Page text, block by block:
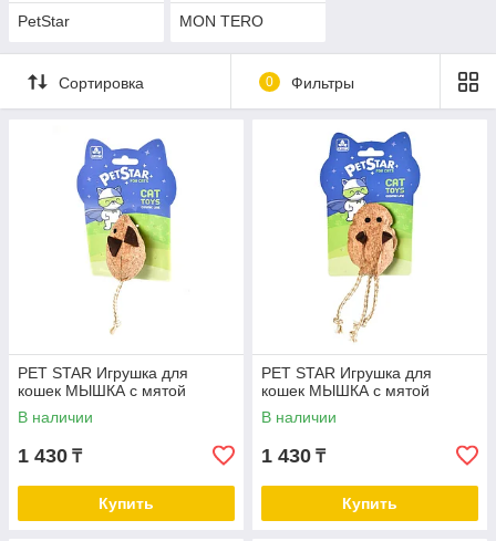
PetStar MON TERO
Сортировка 0 Фильтры
PET STAR Игрушка для
кошек МЫШКА с мятой
В наличии
1 430 ₸
Купить
PET STAR Игрушка для
кошек МЫШКА с мятой
В наличии
1 430 ₸
Купить